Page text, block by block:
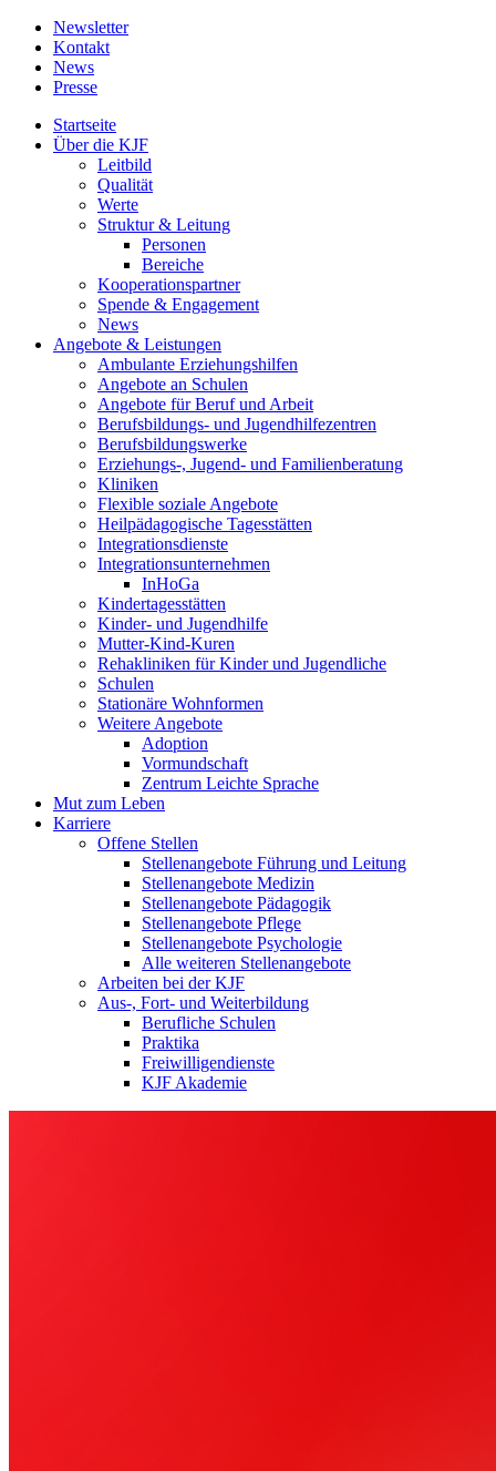
Newsletter
Kontakt
News
Presse
Startseite
Über die KJF
Leitbild
Qualität
Werte
Struktur & Leitung
Personen
Bereiche
Kooperationspartner
Spende & Engagement
News
Angebote & Leistungen
Ambulante Erziehungshilfen
Angebote an Schulen
Angebote für Beruf und Arbeit
Berufsbildungs- und Jugendhilfezentren
Berufsbildungswerke
Erziehungs-, Jugend- und Familienberatung
Kliniken
Flexible soziale Angebote
Heilpädagogische Tagesstätten
Integrationsdienste
Integrationsunternehmen
InHoGa
Kindertagesstätten
Kinder- und Jugendhilfe
Mutter-Kind-Kuren
Rehakliniken für Kinder und Jugendliche
Schulen
Stationäre Wohnformen
Weitere Angebote
Adoption
Vormundschaft
Zentrum Leichte Sprache
Mut zum Leben
Karriere
Offene Stellen
Stellenangebote Führung und Leitung
Stellenangebote Medizin
Stellenangebote Pädagogik
Stellenangebote Pflege
Stellenangebote Psychologie
Alle weiteren Stellenangebote
Arbeiten bei der KJF
Aus-, Fort- und Weiterbildung
Berufliche Schulen
Praktika
Freiwilligendienste
KJF Akademie